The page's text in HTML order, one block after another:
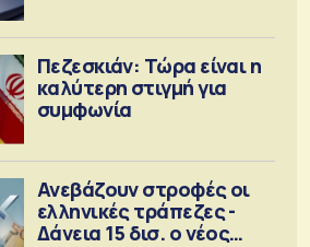
Πεζεσκιάν: Τώρα είναι η
καλύτερη στιγμή για
συμφωνία
Ανεβάζουν στροφές οι
ελληνικές τράπεζες -
Δάνεια 15 δισ. ο νέος